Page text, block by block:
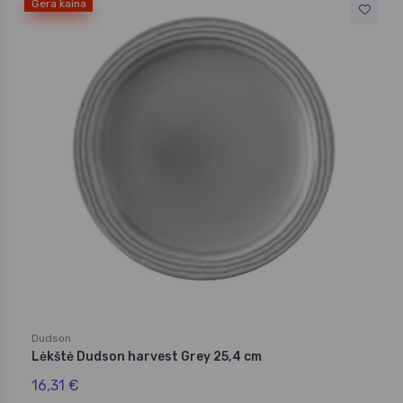
Gera kaina
Dudson
Lėkštė Dudson harvest Grey 25,4 cm
16,31 €